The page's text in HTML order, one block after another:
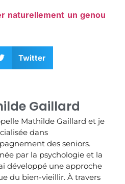
naturellement un genou
Twitter
Gaillard
Mathilde Gaillard et je
dans
des seniors.
par la psychologie et la
développé une approche
du bien-vieillir. À travers